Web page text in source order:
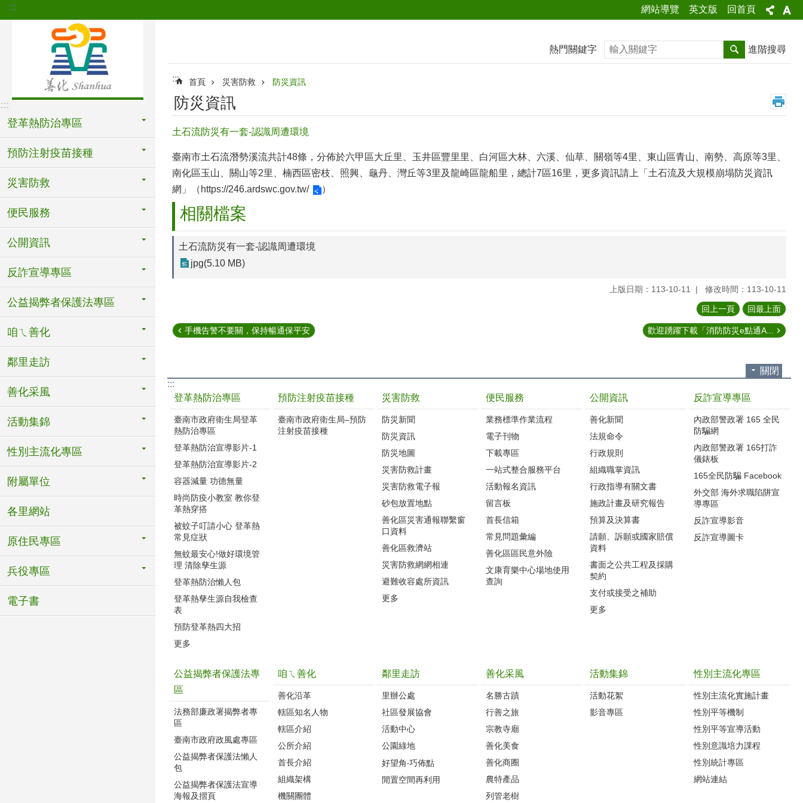
跳到主要內容區塊
::: 網站導覽 英文版 回首頁
:::
登革熱防治專區
預防注射疫苗接種
災害防救
便民服務
公開資訊
反詐宣導專區
公益揭弊者保護法專區
咱ㄟ善化
鄰里走訪
善化采風
活動集錦
性別主流化專區
附屬單位
各里網站
原住民專區
兵役專區
電子書
熱門關鍵字 搜尋 進階搜尋
::: 首頁 災害防救 防災資訊
防災資訊
土石流防災有一套-認識周遭環境
臺南市土石流潛勢溪流共計48條，分佈於六甲區大丘里、玉井區豐里里、白河區大林、六溪、仙草、關嶺等4里、東山區青山、南勢、高原等3里、
南化區玉山、關山等2里、楠西區密枝、照興、龜丹、灣丘等3里及龍崎區龍船里，總計7區16里，更多資訊請上「土石流及大規模崩塌防災資訊
網」（ https://246.ardswc.gov.tw/ ）
相關檔案
土石流防災有一套-認識周遭環境
jpg(5.10 MB)
上版日期：113-10-11 修改時間：113-10-11
回上一頁 回最上面
手機告警不要關，保持暢通保平安 歡迎踴躍下載「消防防災e點通A...
關閉
:::
登革熱防治專區
臺南市政府衛生局登革
熱防治專區
登革熱防治宣導影片-1
登革熱防治宣導影片-2
容器減量 功德無量
時尚防疫小教室 教你登
革熱穿搭
被蚊子叮請小心 登革熱
常見症狀
無蚊最安心!做好環境管
理 清除孳生源
登革熱防治懶人包
登革熱孳生源自我檢查
表
預防登革熱四大招
更多
預防注射疫苗接種
臺南市政府衛生局–預防
注射疫苗接種
災害防救
防災新聞
防災資訊
防災地圖
災害防救計畫
災害防救電子報
砂包放置地點
善化區災害通報聯繫窗
口資料
善化區救濟站
災害防救網網相連
避難收容處所資訊
更多
便民服務
業務標準作業流程‭
電子刊物
下載專區
一站式整合服務平台
活動報名資訊
留言板
首長信箱
常見問題彙編
善化區區民意外險
文康育樂中心場地使用
查詢
公開資訊
善化新聞
法規命令
行政規則
組織職掌資訊
行政指導有關文書
施政計畫及研究報告
預算及決算書
請願、訴願或國家賠償
資料
書面之公共工程及採購
契約
支付或接受之補助
更多
反詐宣導專區
內政部警政署 165 全民
防騙網
內政部警政署 165打詐
儀錶板
165全民防騙 Facebook
外交部 海外求職陷阱宣
導專區
反詐宣導影音
反詐宣導圖卡
公益揭弊者保護法專
區
法務部廉政署揭弊者專
區
臺南市政府政風處專區
公益揭弊者保護法懶人
包
公益揭弊者保護法宣導
海報及摺頁
咱ㄟ善化
善化沿革‭
轄區知名人物‭
轄區介紹
公所介紹
首長介紹
組織架構
機關團體
鄰里走訪
里辦公處‭ ‭
社區發展協會‭
活動中心
公園綠地
好望角‧巧佈點
閒置空間再利用
善化采風
名勝古蹟
行善之旅
宗教寺廟
善化美食
善化商圈
農特產品
列管老樹
活動集錦
活動花絮
影音專區
性別主流化專區
性別主流化實施計畫
性別平等機制
性別平等宣導活動
性別意識培力課程
性別統計專區
網站連結